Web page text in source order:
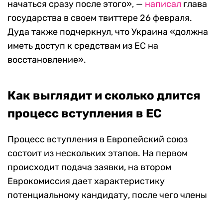
начаться сразу после этого», — написал глава
государства в своем твиттере 26 февраля.
Дуда также подчеркнул, что Украина «должна
иметь доступ к средствам из ЕС на
восстановление».
Как выглядит и сколько длится
процесс вступления в ЕС
Процесс вступления в Европейский союз
состоит из нескольких этапов. На первом
происходит подача заявки, на втором
Еврокомиссия дает характеристику
потенциальному кандидату, после чего члены